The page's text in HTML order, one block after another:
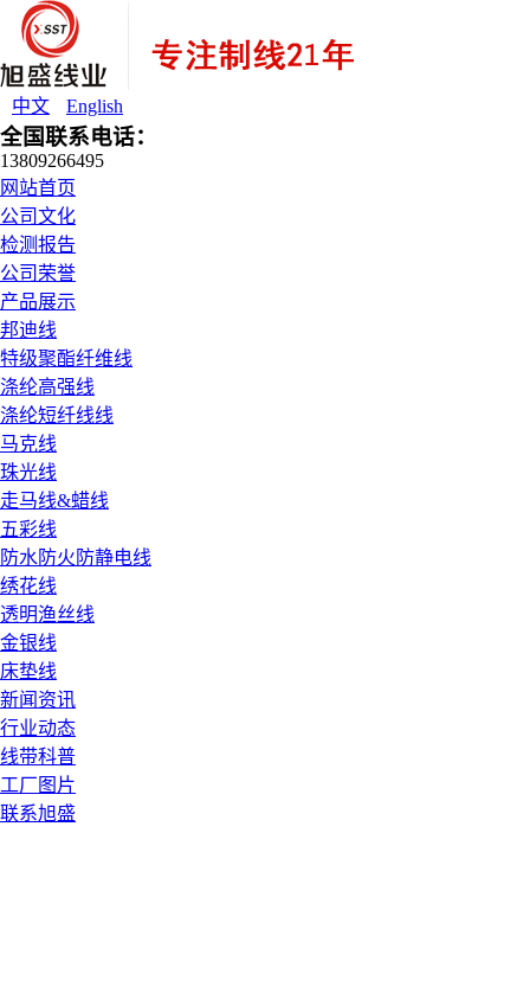
中文 English
全国联系电话：
13809266495
网站首页
公司文化
检测报告
公司荣誉
产品展示
邦迪线
特级聚酯纤维线
涤纶高强线
涤纶短纤线线
马克线
珠光线
走马线&蜡线
五彩线
防水防火防静电线
绣花线
透明渔丝线
金银线
床垫线
新闻资讯
行业动态
线带科普
工厂图片
联系旭盛